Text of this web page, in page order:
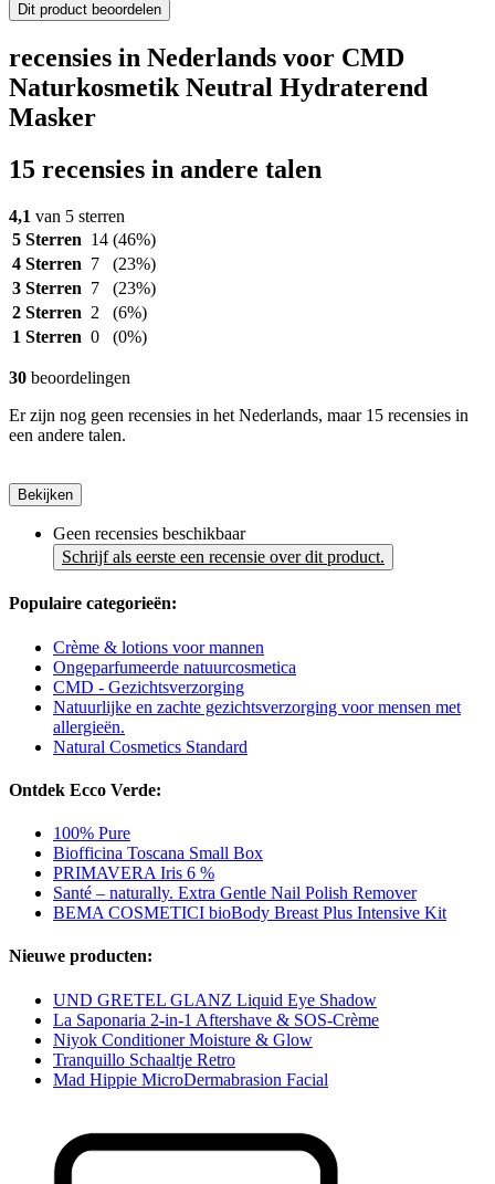
Dit product beoordelen
recensies in Nederlands voor CMD
Naturkosmetik Neutral Hydraterend
Masker
15 recensies in andere talen
4,1 van 5 sterren
5 Sterren 14 (46%)
4 Sterren 7
(23%)
3 Sterren 7
(23%)
2 Sterren 2
(6%)
1 Sterren 0 (0%)
30 beoordelingen
Er zijn nog geen recensies in het Nederlands, maar 15 recensies in
een andere talen.
Bekijken
Geen recensies beschikbaar
Schrijf als eerste een recensie over dit product.
Populaire categorieën:
Crème & lotions voor mannen
Ongeparfumeerde natuurcosmetica
CMD - Gezichtsverzorging
Natuurlijke en zachte gezichtsverzorging voor mensen met
allergieën.
Natural Cosmetics Standard
Ontdek Ecco Verde:
100% Pure
Biofficina Toscana Small Box
PRIMAVERA Iris 6 %
Santé – naturally. Extra Gentle Nail Polish Remover
BEMA COSMETICI bioBody Breast Plus Intensive Kit
Nieuwe producten:
UND GRETEL GLANZ Liquid Eye Shadow
La Saponaria 2-in-1 Aftershave & SOS-Crème
Niyok Conditioner Moisture & Glow
Tranquillo Schaaltje Retro
Mad Hippie MicroDermabrasion Facial